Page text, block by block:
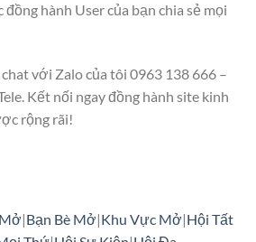
hành User của bạn chia sẻ mọi
với Zalo của tôi 0963 138 666 –
Kết nối ngay đồng hành site kinh
rộng rãi!
|Bạn Bè Mở|Khu Vực Mở|Hội Tất